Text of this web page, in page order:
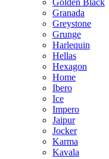
Golden Black
Granada
Greystone
Grunge
Harlequin
Hellas
Hexagon
Home
Ibero
Ice
Impero
Jaipur
Jocker
Karma
Kavala